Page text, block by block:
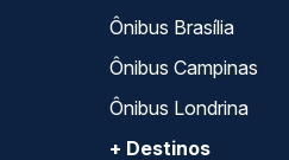
Ônibus Brasília
Ônibus Campinas
Ônibus Londrina
+ Destinos